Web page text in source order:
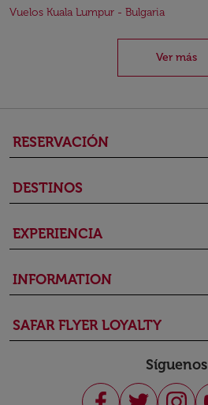
Vuelos Kuala Lumpur - Bulgaria
Ver más
RESERVACIÓN
DESTINOS
EXPERIENCIA
INFORMATION
SAFAR FLYER LOYALTY
Síguenos